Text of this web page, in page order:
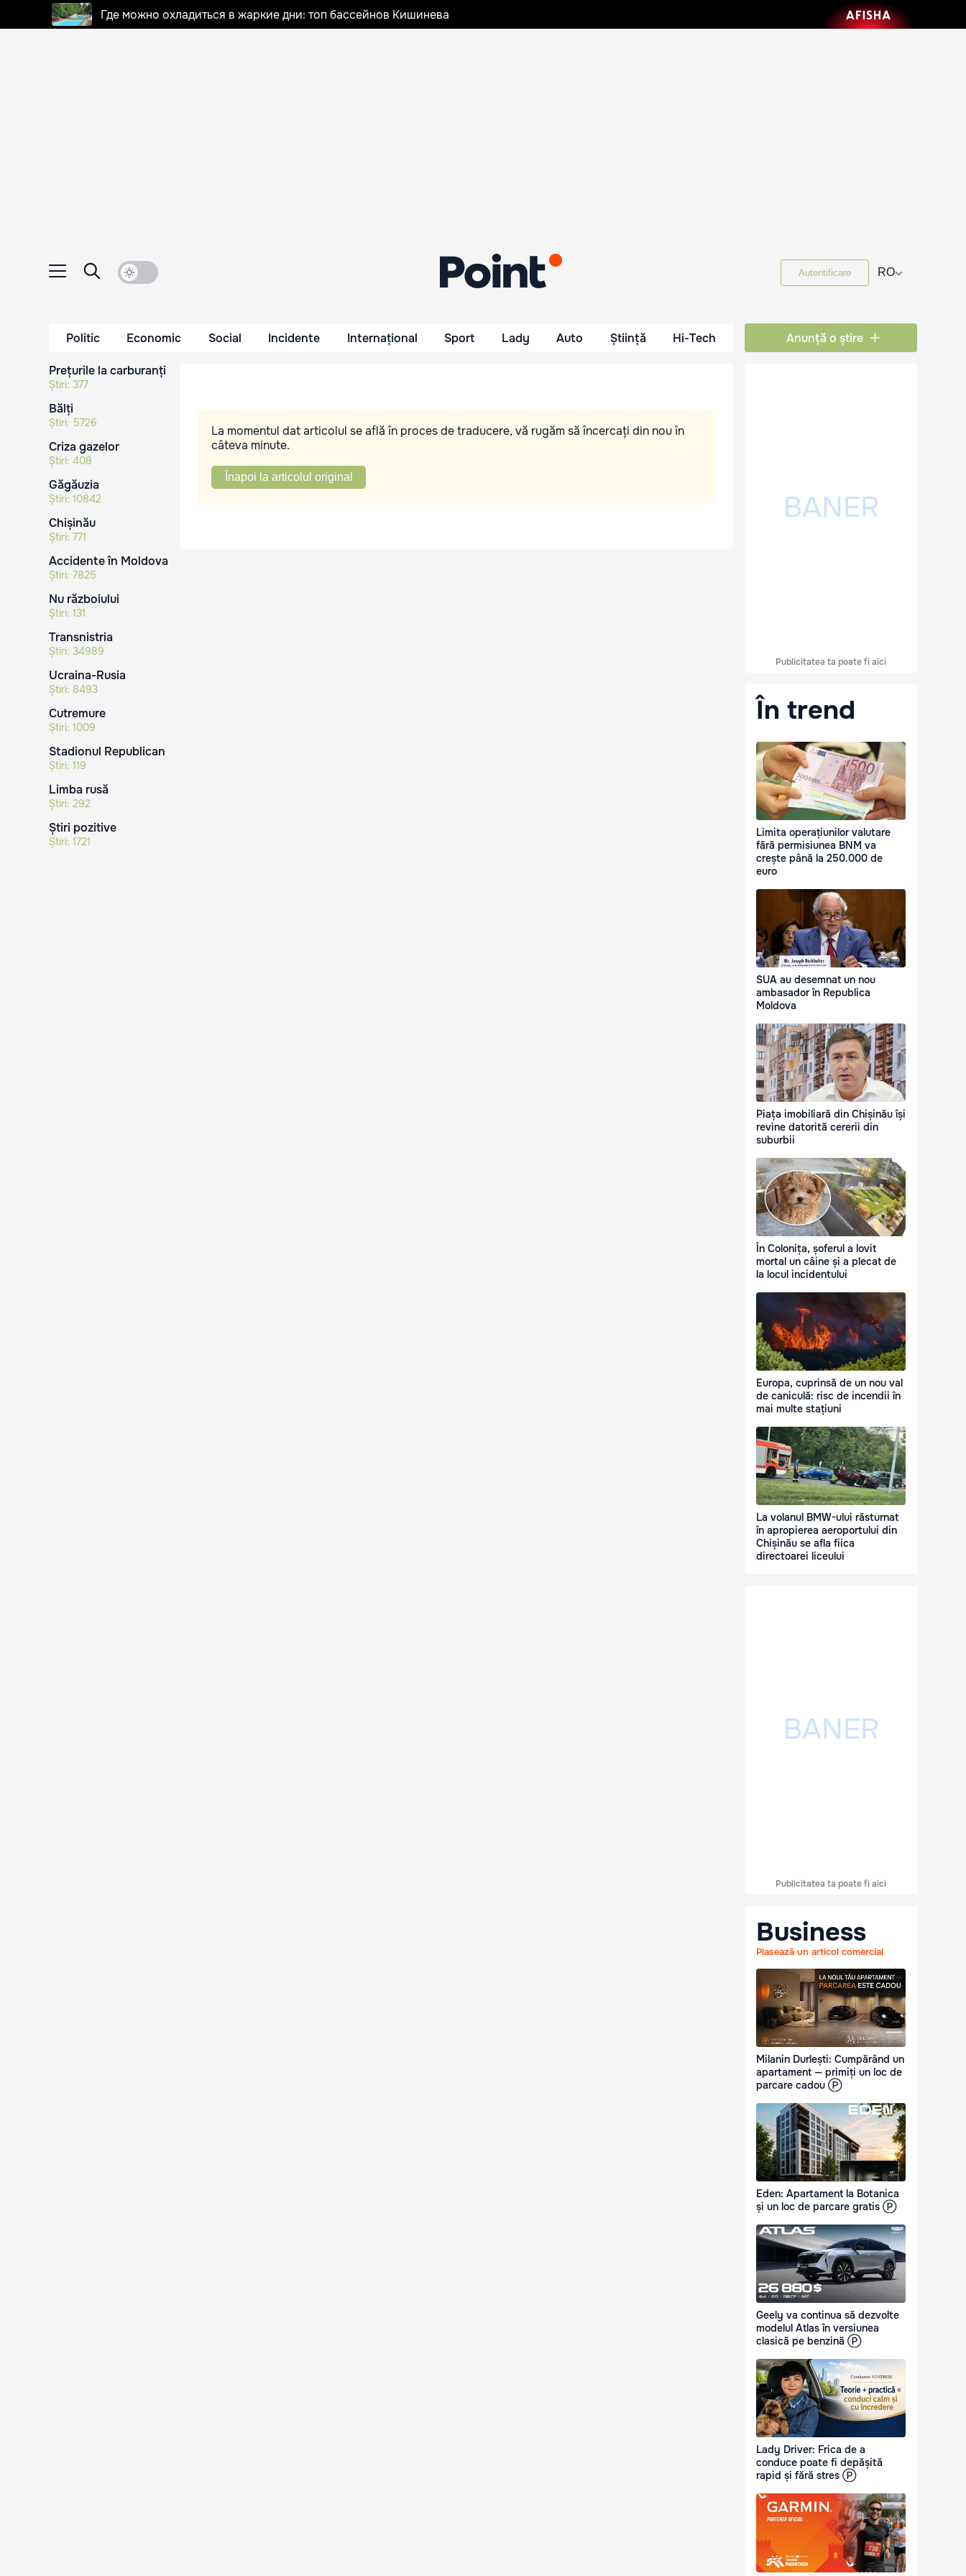
Где можно охладиться в жаркие дни: топ бассейнов Кишинева
Autentificare RO⌵
Politic Economic Social Incidente Internațional Sport Lady Auto Știință Hi-Tech Anunță o știre
Prețurile la carburanți
Știri: 377
Bălți
Știri: 5726
Criza gazelor
Știri: 408
Găgăuzia
Știri: 10842
Chișinău
Știri: 771
Accidente în Moldova
Știri: 7825
Nu războiului
Știri: 131
Transnistria
Știri: 34989
Ucraina-Rusia
Știri: 8493
Cutremure
Știri: 1009
Stadionul Republican
Știri: 119
Limba rusă
Știri: 292
Știri pozitive
Știri: 1721
La momentul dat articolul se află în proces de traducere, vă rugăm să încercați din nou în
câteva minute.
Înapoi la articolul original
Publicitatea ta poate fi aici
În trend
Limita operațiunilor valutare
fără permisiunea BNM va
crește până la 250.000 de
euro
SUA au desemnat un nou
ambasador în Republica
Moldova
Piața imobiliară din Chișinău își
revine datorită cererii din
suburbii
În Colonița, șoferul a lovit
mortal un câine și a plecat de
la locul incidentului
Europa, cuprinsă de un nou val
de caniculă: risc de incendii în
mai multe stațiuni
La volanul BMW-ului răsturnat
în apropierea aeroportului din
Chișinău se afla fiica
directoarei liceului
Publicitatea ta poate fi aici
Business
Plasează un articol comercial
Milanin Durlești: Cumpărând un
apartament — primiți un loc de
parcare cadou Ⓟ
Eden: Apartament la Botanica
și un loc de parcare gratis Ⓟ
Geely va continua să dezvolte
modelul Atlas în versiunea
clasică pe benzină Ⓟ
Lady Driver: Frica de a
conduce poate fi depășită
rapid și fără stres Ⓟ